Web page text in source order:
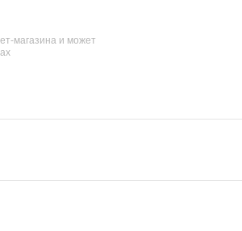
магазина и может